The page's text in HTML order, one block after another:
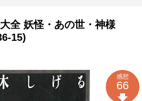
全 妖怪・あの世・神様
15)
感想
66